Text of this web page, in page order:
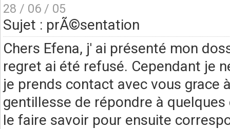
28 / 06 / 05
Sujet : prÃ©sentation
Chers Efena, j' ai présenté mon
regret ai été refusé. Cependant je
je prends contact avec vous grace
gentillesse de répondre à
le faire savoir pour ensuite